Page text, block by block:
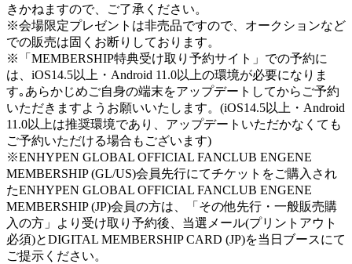
きかねますので、ご了承ください。
※会場限定プレゼントは非売品ですので、オークションなど
での販売は固くお断りしております。
※「MEMBERSHIP特典受け取り予約サイト」での予約に
は、iOS14.5以上・Android 11.0以上の環境が必要になりま
す｡あらかじめご自身の端末をアップデートしてからご予約
いただきますようお願いいたします。(iOS14.5以上・Android
11.0以上は推奨環境であり、アップデートいただかなくても
ご予約いただける場合もございます)
※ENHYPEN GLOBAL OFFICIAL FANCLUB ENGENE
MEMBERSHIP (GL/US)会員先行にてチケットをご購入され
たENHYPEN GLOBAL OFFICIAL FANCLUB ENGENE
MEMBERSHIP (JP)会員の方は、「その他先行・一般販売購
入の方」より受け取り予約後、当選メール(プリントアウト
必須)とDIGITAL MEMBERSHIP CARD (JP)を当日ブースにて
ご提示ください。